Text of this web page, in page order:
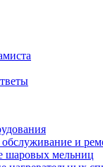
обслуживание и
шаровых мельниц